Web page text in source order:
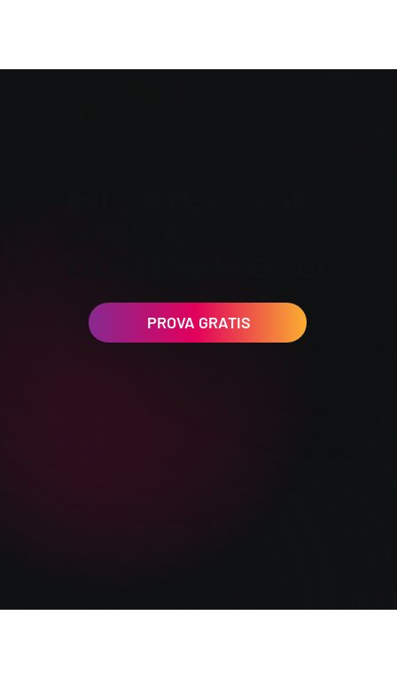
PROVA GRATIS